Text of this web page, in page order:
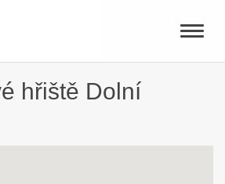
Toggle
hřiště Dolní